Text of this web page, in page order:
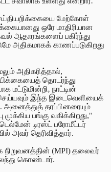
மேற்கோள்
ஒரே மாதிரியான
ஆதாரங்களைப் பகிர்ந்து
அதிகமாகக் காணப்படுகிறது
அதிகரித்தால்,
தொடர்ந்து
மட்டுமின்றி, நாட்டின்
இந்த இடைவெளியைக்
அனைத்துத் தரப்பினரையும்
பங்கு வகிக்கிறது,"
டிரஸ்ட் பரோமீட்டர்
அவர் தெரிவித்தார்.
நிறுவனத்தின் (MPI) தலைவர்
கொண்டார்.